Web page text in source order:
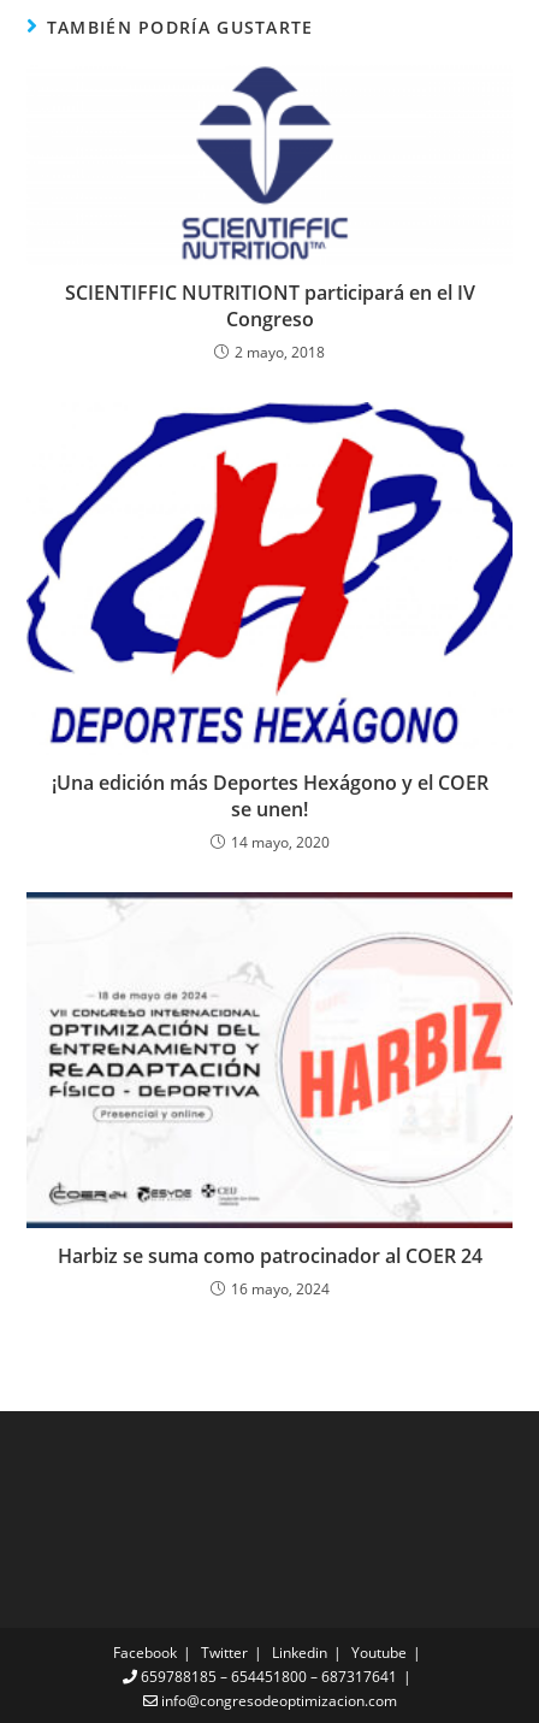
TAMBIÉN PODRÍA GUSTARTE
SCIENTIFFIC NUTRITIONT participará en el IV
Congreso
2 mayo, 2018
¡Una edición más Deportes Hexágono y el COER
se unen!
14 mayo, 2020
Harbiz se suma como patrocinador al COER 24
16 mayo, 2024
Facebook Twitter Linkedin
Youtube
659788185 – 654451800 – 687317641
info@congresodeoptimizacion.com